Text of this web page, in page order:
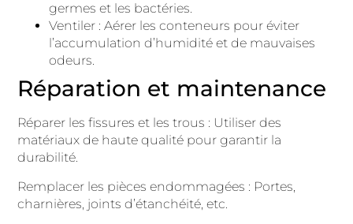
germes et les bactéries.
Ventiler : Aérer les conteneurs pour éviter
l’accumulation d’humidité et de mauvaises
odeurs.
Réparation et maintenance
Réparer les fissures et les trous : Utiliser des
matériaux de haute qualité pour garantir la
durabilité.
Remplacer les pièces endommagées : Portes,
charnières, joints d’étanchéité, etc.